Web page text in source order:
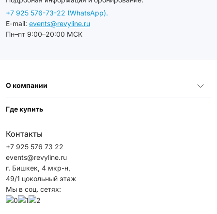
+7 925 576-73-22 (WhatsApp).
E-mail: events@revyline.ru
Пн–пт 9:00–20:00 МСК
О компании
Где купить
Контакты
+7 925 576 73 22
events@revyline.ru
г. Бишкек, 4 мкр-н,
49/1 цокольный этаж
Мы в соц. сетях: